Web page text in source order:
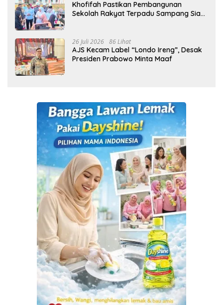
Khofifah Pastikan Pembangunan
Sekolah Rakyat Terpadu Sampang Siap
26 Juli 2026 86 Lihat
AJS Kecam Label “Londo Ireng”, Desak
Presiden Prabowo Minta Maaf